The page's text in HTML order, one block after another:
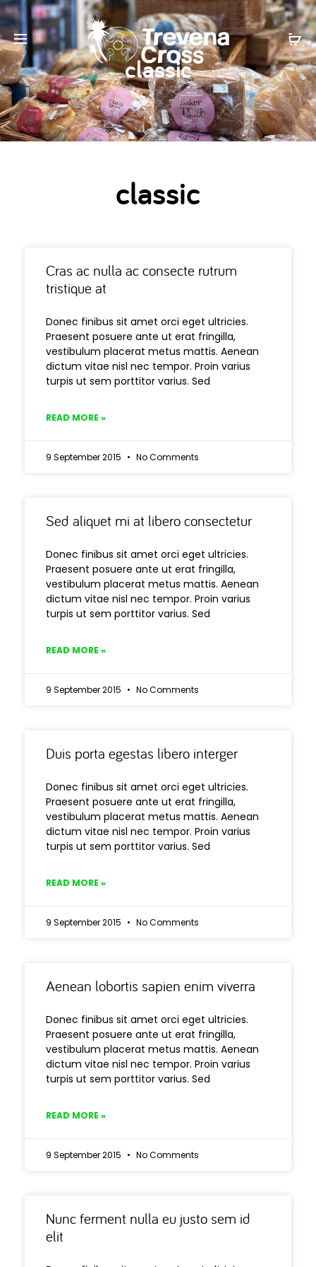
classic
classic
Cras ac nulla ac consecte rutrum
tristique at
Donec finibus sit amet orci eget ultricies.
Praesent posuere ante ut erat fringilla,
vestibulum placerat metus mattis. Aenean
dictum vitae nisl nec tempor. Proin varius
turpis ut sem porttitor varius. Sed
READ MORE »
9 September 2015 No Comments
Sed aliquet mi at libero consectetur
Donec finibus sit amet orci eget ultricies.
Praesent posuere ante ut erat fringilla,
vestibulum placerat metus mattis. Aenean
dictum vitae nisl nec tempor. Proin varius
turpis ut sem porttitor varius. Sed
READ MORE »
9 September 2015 No Comments
Duis porta egestas libero interger
Donec finibus sit amet orci eget ultricies.
Praesent posuere ante ut erat fringilla,
vestibulum placerat metus mattis. Aenean
dictum vitae nisl nec tempor. Proin varius
turpis ut sem porttitor varius. Sed
READ MORE »
9 September 2015 No Comments
Aenean lobortis sapien enim viverra
Donec finibus sit amet orci eget ultricies.
Praesent posuere ante ut erat fringilla,
vestibulum placerat metus mattis. Aenean
dictum vitae nisl nec tempor. Proin varius
turpis ut sem porttitor varius. Sed
READ MORE »
9 September 2015 No Comments
Nunc ferment nulla eu justo sem id
elit